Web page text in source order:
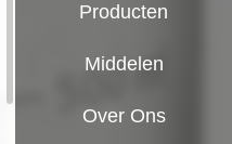
Producten
Middelen
Over Ons